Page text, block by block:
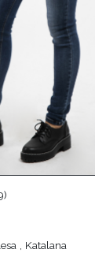
, Katalana